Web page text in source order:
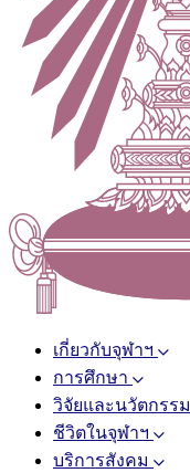
เกี่ยวกับจุฬาฯ
การศึกษา
วิจัยและนวัตกรรม
ชีวิตในจุฬาฯ
บริการสังคม